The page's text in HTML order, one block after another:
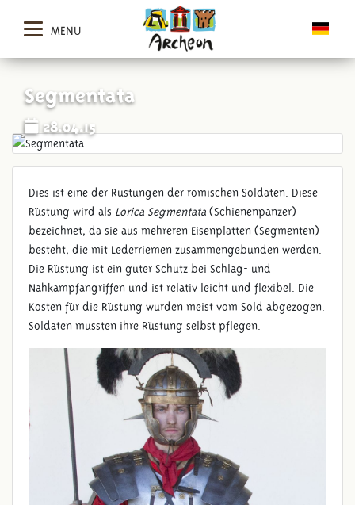
MENU
Segmentata
28.04.15
Dies ist eine der Rüstungen der römischen Soldaten. Diese
Rüstung wird als Lorica Segmentata (Schienenpanzer)
bezeichnet, da sie aus mehreren Eisenplatten (Segmenten)
besteht, die mit Lederriemen zusammengebunden werden.
Die Rüstung ist ein guter Schutz bei Schlag- und
Nahkampfangriffen und ist relativ leicht und flexibel. Die
Kosten für die Rüstung wurden meist vom Sold abgezogen.
Soldaten mussten ihre Rüstung selbst pflegen.